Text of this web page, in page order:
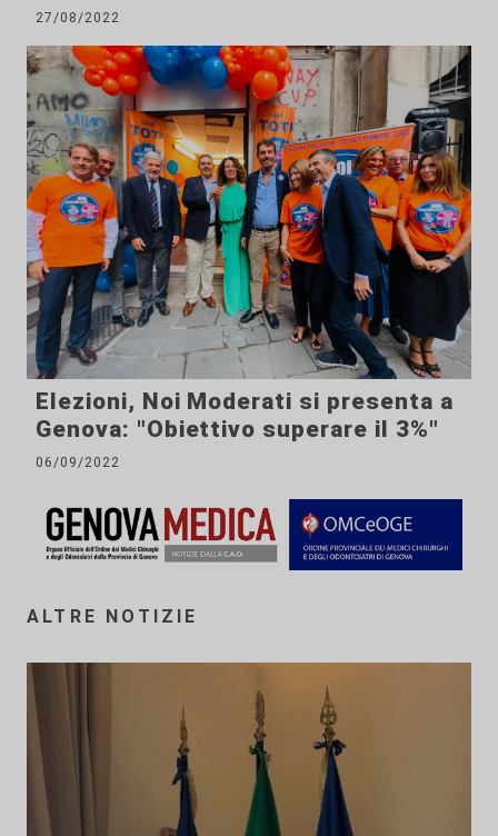
27/08/2022
Elezioni, Noi Moderati si presenta a
Genova: "Obiettivo superare il 3%"
06/09/2022
ALTRE NOTIZIE